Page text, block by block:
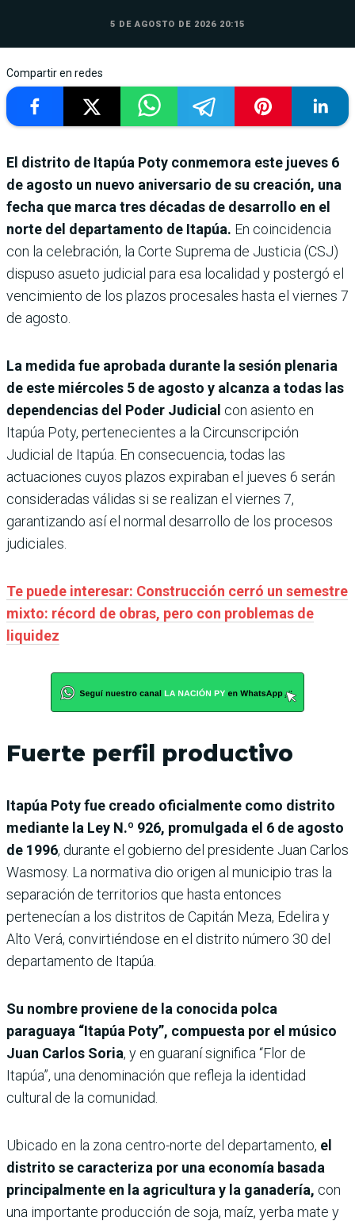
5 DE AGOSTO DE 2026 20:15
Compartir en redes
El distrito de Itapúa Poty conmemora este jueves 6
de agosto un nuevo aniversario de su creación, una
fecha que marca tres décadas de desarrollo en el
norte del departamento de Itapúa. En coincidencia
con la celebración, la Corte Suprema de Justicia (CSJ)
dispuso asueto judicial para esa localidad y postergó el
vencimiento de los plazos procesales hasta el viernes 7
de agosto.
La medida fue aprobada durante la sesión plenaria
de este miércoles 5 de agosto y alcanza a todas las
dependencias del Poder Judicial con asiento en
Itapúa Poty, pertenecientes a la Circunscripción
Judicial de Itapúa. En consecuencia, todas las
actuaciones cuyos plazos expiraban el jueves 6 serán
consideradas válidas si se realizan el viernes 7,
garantizando así el normal desarrollo de los procesos
judiciales.
Te puede interesar: Construcción cerró un semestre
mixto: récord de obras, pero con problemas de
liquidez
Fuerte perfil productivo
Itapúa Poty fue creado oficialmente como distrito
mediante la Ley N.º 926, promulgada el 6 de agosto
de 1996, durante el gobierno del presidente Juan Carlos
Wasmosy. La normativa dio origen al municipio tras la
separación de territorios que hasta entonces
pertenecían a los distritos de Capitán Meza, Edelira y
Alto Verá, convirtiéndose en el distrito número 30 del
departamento de Itapúa.
Su nombre proviene de la conocida polca
paraguaya “Itapúa Poty”, compuesta por el músico
Juan Carlos Soria, y en guaraní significa “Flor de
Itapúa”, una denominación que refleja la identidad
cultural de la comunidad.
Ubicado en la zona centro-norte del departamento, el
distrito se caracteriza por una economía basada
principalmente en la agricultura y la ganadería, con
una importante producción de soja, maíz, yerba mate y